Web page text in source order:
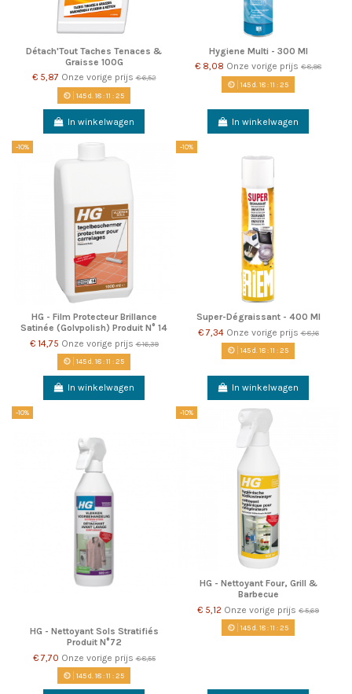
Détach'Tout Taches Tenaces &
Graisse 100G
€ 5,87 Onze vorige prijs€ 6,52
145d. 18:11 :22
In winkelwagen
Hygiene Multi - 300 Ml
€ 8,08 Onze vorige prijs € 8,98
145d. 18:11 :22
In winkelwagen
-10%
HG - Film Protecteur Brillance
Satinée (Golvpolish) Produit N° 14
€ 14,75 Onze vorige prijs€ 16,39
145d. 18:11 :22
In winkelwagen
-10%
Super-Dégraissant - 400 Ml
€ 7,34 Onze vorige prijs€ 8,16
145d. 18:11 :22
In winkelwagen
-10%
HG - Nettoyant Sols Stratifiés
Produit N°72
€ 7,70 Onze vorige prijs€ 8,55
145d. 18:11 :22
-10%
HG - Nettoyant Four, Grill &
Barbecue
€ 5,12 Onze vorige prijs € 5,69
145d. 18:11 :22